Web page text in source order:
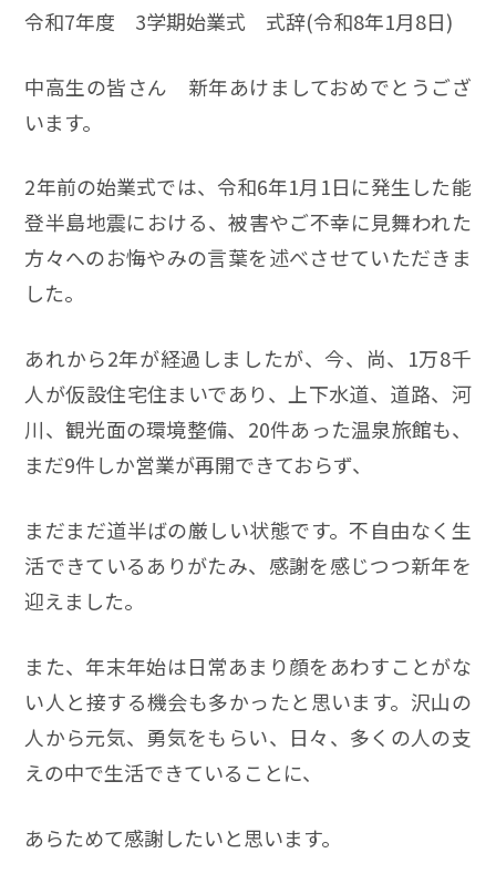
令和7年度 3学期始業式 式辞(令和8年1月8日)
中高生の皆さん 新年あけましておめでとうござ
います。
2年前の始業式では、令和6年1月1日に発生した能
登半島地震における、被害やご不幸に見舞われた
方々へのお悔やみの言葉を述べさせていただきま
した。
あれから2年が経過しましたが、今、尚、1万8千
人が仮設住宅住まいであり、上下水道、道路、河
川、観光面の環境整備、20件あった温泉旅館も、
まだ9件しか営業が再開できておらず、
まだまだ道半ばの厳しい状態です。不自由なく生
活できているありがたみ、感謝を感じつつ新年を
迎えました。
また、年末年始は日常あまり顔をあわすことがな
い人と接する機会も多かったと思います。沢山の
人から元気、勇気をもらい、日々、多くの人の支
えの中で生活できていることに、
あらためて感謝したいと思います。